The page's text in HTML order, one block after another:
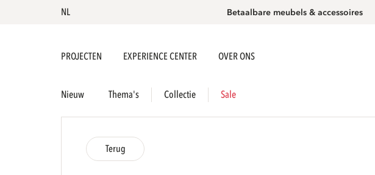
NL Betaalbare meubels & accessoires
PROJECTEN EXPERIENCE CENTER OVER ONS
Nieuw Thema's Collectie Sale
Terug